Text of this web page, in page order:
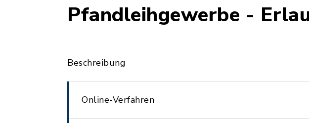
Pfandleihgewerbe -
Beschreibung
Online-Verfahren